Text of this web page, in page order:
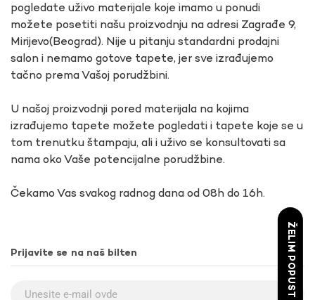
pogledate uživo materijale koje imamo u ponudi
možete posetiti našu proizvodnju na adresi Zagrađe 9,
Mirijevo(Beograd). Nije u pitanju standardni prodajni
salon i nemamo gotove tapete, jer sve izrađujemo
tačno prema Vašoj porudžbini.
U našoj proizvodnji pored materijala na kojima
izrađujemo tapete možete pogledati i tapete koje se u
tom trenutku štampaju, ali i uživo se konsultovati sa
nama oko Vaše potencijalne porudžbine.
Čekamo Vas svakog radnog dana od 08h do 16h.
Prijavite se na naš bilten ŽELIM POPUST